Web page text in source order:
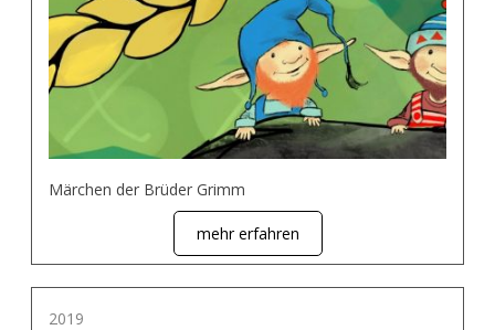
Märchen der Brüder Grimm
mehr erfahren
2019